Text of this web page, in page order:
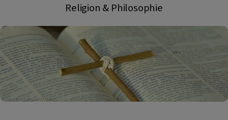
Religion & Philosophie